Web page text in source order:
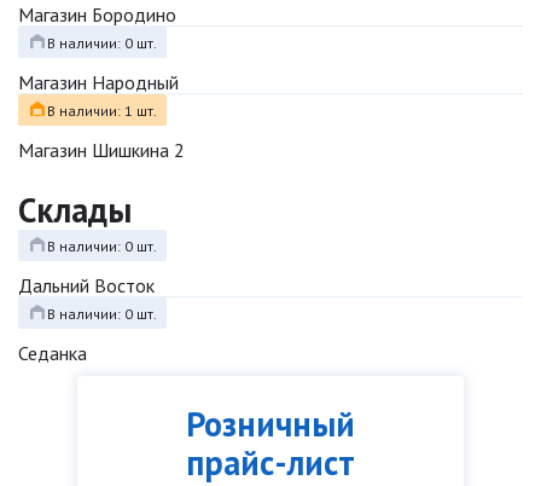
Розничный
прайс-лист
Магазин Бородино
В наличии: 0 шт.
Магазин Народный
В наличии: 1 шт.
Магазин Шишкина 2
Склады
В наличии: 0 шт.
Дальний Восток
В наличии: 0 шт.
Седанка